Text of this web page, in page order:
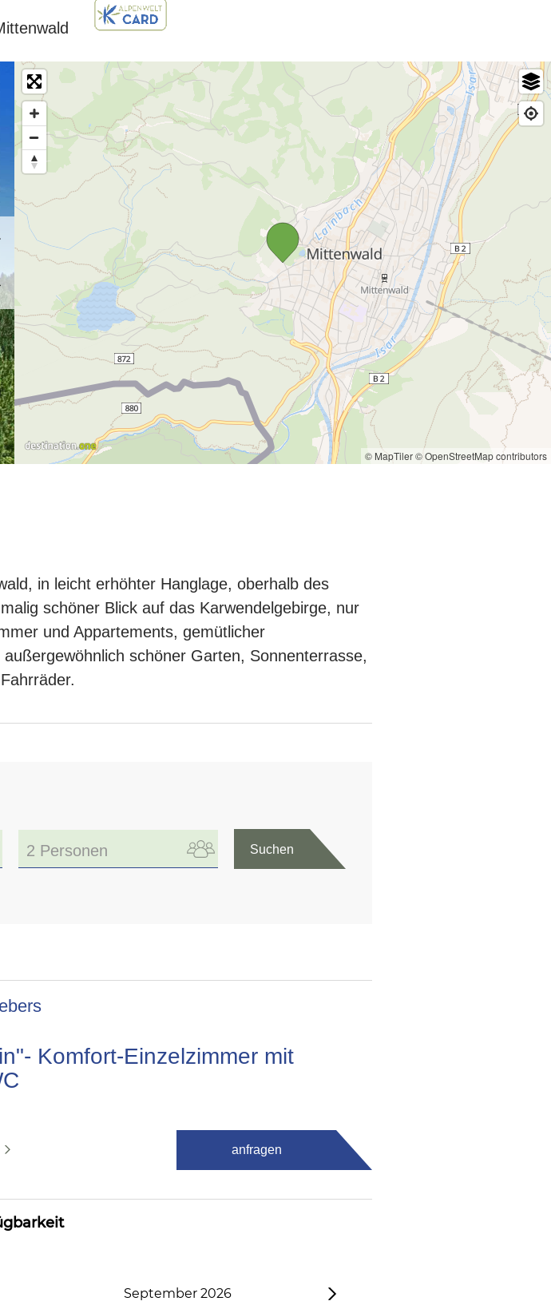
© MapTiler© OpenStreetMap contributors
in leicht erhöhter Hanglage, oberhalb des
schöner Blick auf das Karwendelgebirge, nur
und Appartements, gemütlicher
schöner Garten, Sonnenterrasse,
2 Personen Suchen
Komfort-Einzelzimmer mit
anfragen
September 2026